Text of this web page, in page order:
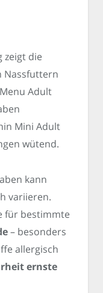
zeigt die
Nassfuttern
Adult
Mini Adult
wütend.
kann
variieren.
für bestimmte
– besonders
allergisch
ernste